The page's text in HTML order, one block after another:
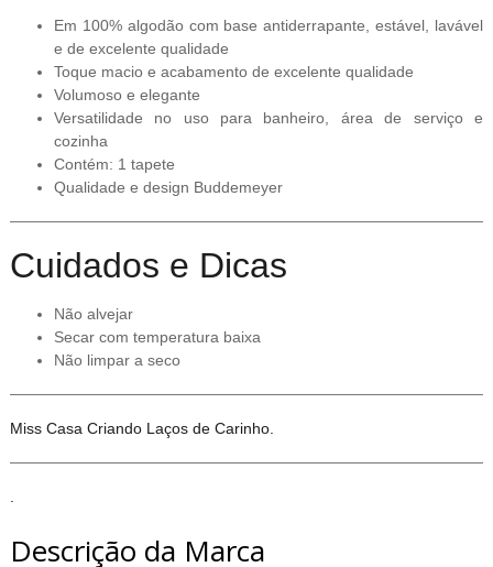
Em 100% algodão com base antiderrapante, estável, lavável
e de excelente qualidade
Toque macio e acabamento de excelente qualidade
Volumoso e elegante
Versatilidade no uso para banheiro, área de serviço e
cozinha
Contém: 1 tapete
Qualidade e design Buddemeyer
Cuidados e Dicas
Não alvejar
Secar com temperatura baixa
Não limpar a seco
Miss Casa Criando Laços de Carinho.
Descrição da Marca